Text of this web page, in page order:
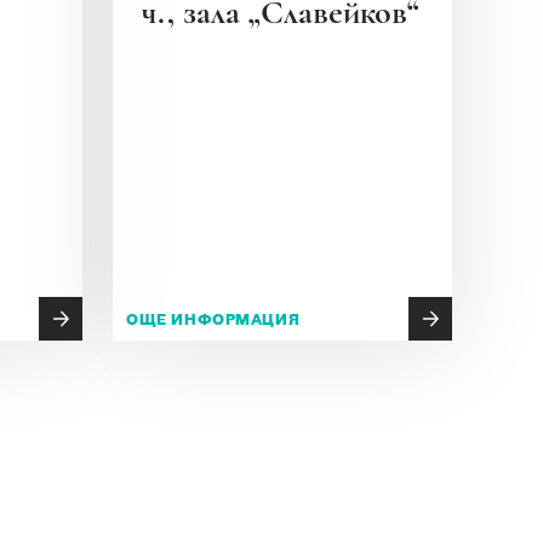
ч., зала „Славейков“
ОЩЕ ИНФОРМАЦИЯ